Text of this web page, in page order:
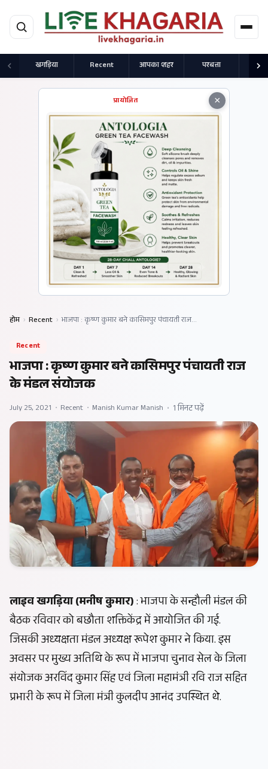
मुख्य सामग्री पर जाएं
खगड़िया Recent आपका शहर परबत्ता
×
प्रायोजित
होम › Recent › भाजपा : कृष्ण कुमार बने कासिमपुर पंचायती राज…
Recent
भाजपा : कृष्ण कुमार बने कासिमपुर पंचायती राज
के मंडल संयोजक
July 25, 2021 • Recent • Manish Kumar Manish • 1 मिनट पढ़ें
लाइव खगड़िया (मनीष कुमार): भाजपा के सन्हौली मंडल की
बैठक रविवार को बछौता शक्तिकेंद्र में आयोजित की गई.
जिसकी अध्यक्षता मंडल अध्यक्ष रूपेश कुमार ने किया. इस
अवसर पर मुख्य अतिथि के रूप में भाजपा चुनाव सेल के जिला
संयोजक अरविंद कुमार सिंह एवं जिला महामंत्री रवि राज सहित
प्रभारी के रूप में जिला मंत्री कुलदीप आनंद उपस्थित थे.